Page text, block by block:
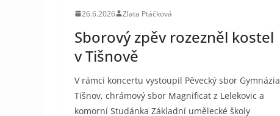
26.6.2026 Zlata Ptáčková
Sborový zpěv rozezněl kostel
v Tišnově
V rámci koncertu vystoupil Pěvecký sbor Gymnázia
Tišnov, chrámový sbor Magnificat z Lelekovic a
komorní Studánka Základní umělecké školy